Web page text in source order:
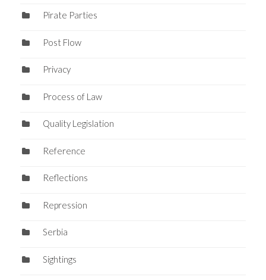
Pirate Parties
Post Flow
Privacy
Process of Law
Quality Legislation
Reference
Reflections
Repression
Serbia
Sightings